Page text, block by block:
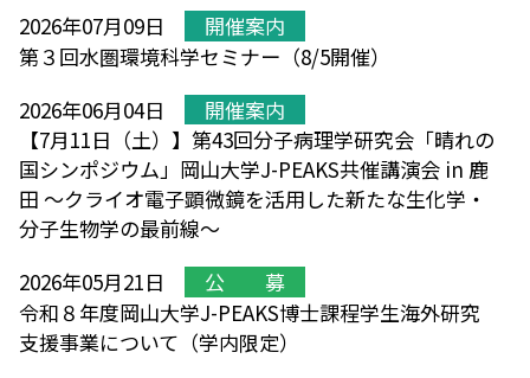
2026年07月09日
開催案内
第３回水圏環境科学セミナー（8/5開催）
2026年06月04日
開催案内
【7月11日（土）】第43回分子病理学研究会「晴れの
国シンポジウム」岡山大学J-PEAKS共催講演会 in 鹿
田 ～クライオ電子顕微鏡を活用した新たな生化学・
分子生物学の最前線～
2026年05月21日
公 募
令和８年度岡山大学J-PEAKS博士課程学生海外研究
支援事業について（学内限定）